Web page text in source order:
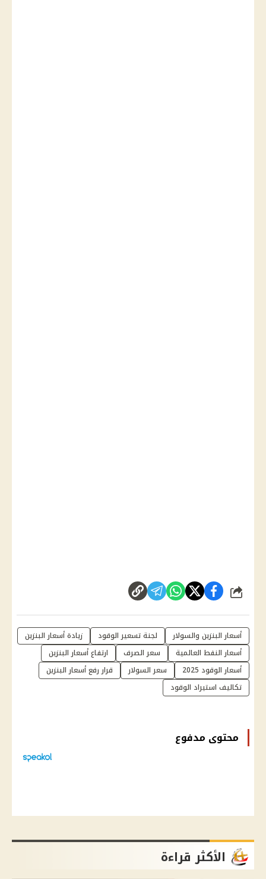
شارك
أسعار البنزين والسولار لجنة تسعير الوقود
زيادة أسعار البنزين
أسعار النفط العالمية
سعر الصرف
ارتفاع أسعار البنزين
أسعار الوقود 2025
سعر السولار
قرار رفع أسعار البنزين
تكاليف استيراد الوقود
محتوى مدفوع
الأكثر قراءة